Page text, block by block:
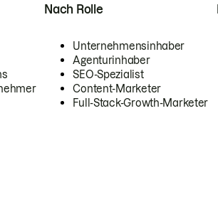
Nach Rolle
Unternehmensinhaber
Agenturinhaber
SEO-Spezialist
Content-Marketer
Full-Stack-Growth-Marketer